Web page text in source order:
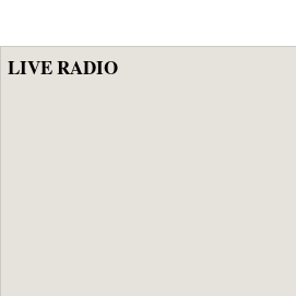
LIVE RADIO